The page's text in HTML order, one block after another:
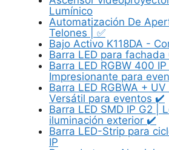
Lumínico
Automatización De
Telones | ✅
Bajo Activo K118DA -
Barra LED para fachada
Barra LED RGBW 400 IP
Impresionante para
Barra LED RGBWA +
Versátil para eventos ✔️
Barra LED SMD IP G2 |
iluminación exterior ✔️
Barra LED-Strip para
IP